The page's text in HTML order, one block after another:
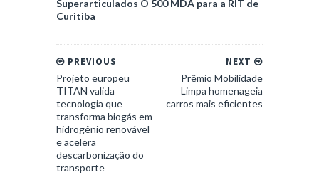
Superarticulados O 500 MDA para a RIT de
Curitiba
NEXT
Prêmio Mobilidade
Limpa homenageia
carros mais eficientes
PREVIOUS
Projeto europeu
TITAN valida
tecnologia que
transforma biogás em
hidrogênio renovável
e acelera
descarbonização do
transporte